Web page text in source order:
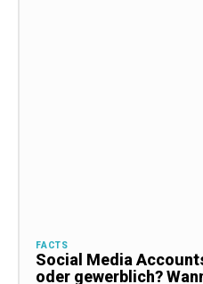
FACTS
Social Media
oder gewerblich?